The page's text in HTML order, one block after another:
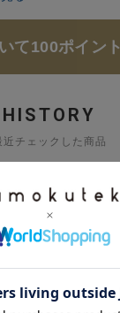
て100ポイント
HISTORY
近チェックした商品